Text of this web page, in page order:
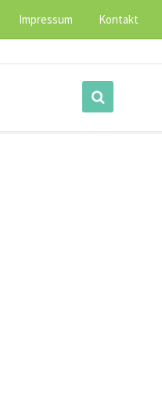
Impressum Kontakt